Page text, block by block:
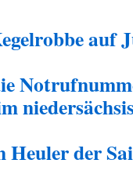
auf
Heuler der